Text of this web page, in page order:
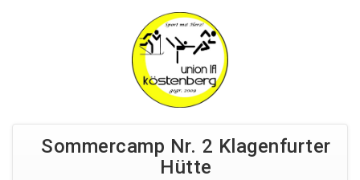
Sommercamp Nr. 2 Klagenfurter
Hütte